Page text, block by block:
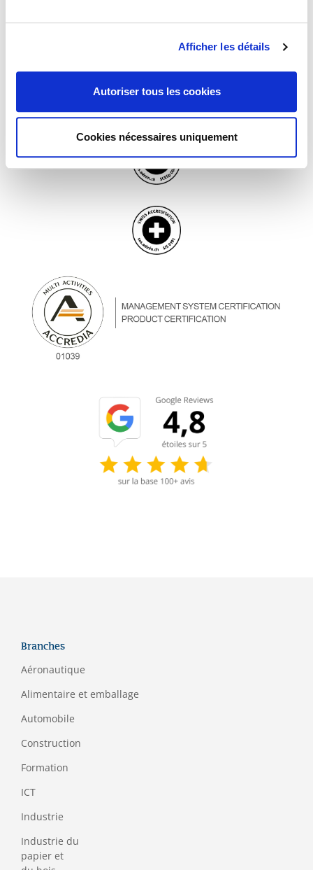
Afficher les détails
Autoriser tous les cookies
Cookies nécessaires uniquement
Branches
Aéronautique
Alimentaire et emballage
Automobile
Construction
Formation
ICT
Industrie
Industrie du
papier et